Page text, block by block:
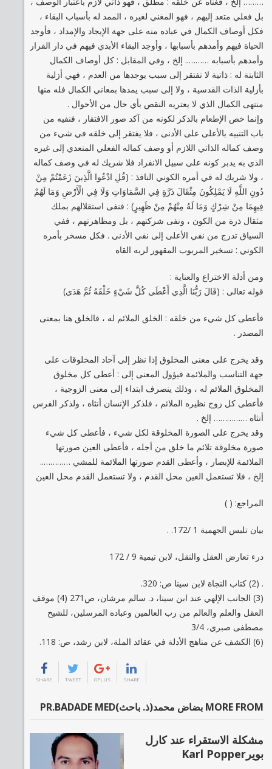
بل فعلي متعد إليهم ، فهو المغني لغيره ، الممد له بأسباب البقاء ،
فكل أوصاف الكمال في عباده منه على جهة الإيجاد والإمداد ، فأوجد
الحياة فيهم وأمدهم بأسبابها ، وأوجد البقاء الأبدي فيهم في دار القرار
وأمدهم بأسبابه ……….. إلخ ، وفي المقابل : كل أوصاف الكمال
الثابتة له : ذاتية لا تفتقر إلى سبب يوجدها من العدم ، فهي أزلية
بأزلية الذات القدسية ، ولا إلى سبب يمدها بمعاني الكمال فله منها
منتهى الكمال الذي لا يعتريه النقص بأي حال من الأحوال .
وإنما خص الإطعام بالذكر لكونه من آكد صور الافتقار ، فنفيه من
باب التنبيه بالأعلى على الأدنى ، فلا يفتقر إلى خلقه في شيء من
وصف كماله الذاتي اللازم أو وصف كماله الفعلي المتعدي إلى غيره
الذي به يدبر كونه على سبيل الانفراد فلا شريك له في وصف كماله
، ولا شريك له في أمره الكوني النافذ : (قُلِ ادْعُوا الَّذِينَ زَعَمْتُمْ مِنْ
دُونِ اللَّهِ لَا يَمْلِكُونَ مِثْقَالَ ذَرَّةٍ فِي السَّمَاوَاتِ وَلَا فِي الْأَرْضِ وَمَا لَهُمْ
فِيهِمَا مِنْ شِرْكٍ وَمَا لَهُ مِنْهُمْ مِنْ ظَهِيرٍ) : فنفى استقلالهم بملك
مثقال ذرة من الكون ، ونفى شركتهم ، بل ومظاهرتهم ، ففي
السياق تدرج من نفي الأعلى إلى نفي الأدنى . فكل مسخر بأمره
الكوني : تسخير المربوب المقهور لربه القاه
ومن أدلة الاختراع والعناية :
قوله تعالى : (قَالَ رَبُّنَا الَّذِي أَعْطَى كُلَّ شَيْءٍ خَلْقَهُ ثُمَّ هَدَى)
فأعطى كل شيء من خلقه : الخلق الملائم له ، فالخلق هنا بمعنى
المصدر .
وقد يخرج على معنى المخلوق إذا نظر إلى آحاد المخلوقات على
جهة التناسب والملائمة فيؤول المعنى إلى : أعطى كل مخلوق
المخلوق الملائم له ، وذلك ينصرف ابتداء إلى معنى الزوجية ،
فأعطى كل زوج نظيره الملائم ، فلذكر الإنسان أنثاه ، ولذكر الفرس
أنثاه …………… إلخ .
وقد يخرج على الصورة المخلوقة لكل شيء ، فأعطى كل شيء
صورة مخلوقة تلائم ما خلق من أجله ، فأعطى العين صورتها
الملائمة للإبصار ، وأعطى القدم صورتها الملائمة للمشي …………..
إلخ ، فلا تستعمل العين محل القدم ، ولا تستعمل القدم محل العين
المراجع: ( )
بيان تلبس الجهمية 1 /172. .
درء تعارض العقل والنقل، لابن تيمية 9 / 172
. (2) كتاب النجاة لابن سينا ص: 320.
(3) الجانب الإلهي عند ابن سينا، د. سالم مرشان، ص271 (4) موقف
العقل والعلم والعالم من رب العالمين وعباده المرسلين، للشيخ
مصطفى صبري، 3/4
(6) الكشف عن مناهج الأدلة في عقائد الملة، لابن رشد، ص: 118.
SHARE TWEET GPLUS SHARE
MORE FROM بضاض محمد(ذ. باحث)PR.BADADE MED
مشكلة الاستقراء عند كارل
بويرKarl Popper